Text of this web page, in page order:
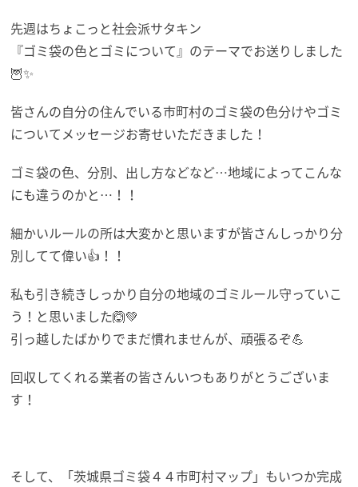
先週はちょこっと社会派サタキン
『ゴミ袋の色とゴミについて』のテーマでお送りしました
🦉✨
皆さんの自分の住んでいる市町村のゴミ袋の色分けやゴミ
についてメッセージお寄せいただきました！
ゴミ袋の色、分別、出し方などなど…地域によってこんな
にも違うのかと…！！
細かいルールの所は大変かと思いますが皆さんしっかり分
別してて偉い👍！！
私も引き続きしっかり自分の地域のゴミルール守っていこ
う！と思いました🙆💚
引っ越したばかりでまだ慣れませんが、頑張るぞ💪
回収してくれる業者の皆さんいつもありがとうございま
す！
そして、「茨城県ゴミ袋４４市町村マップ」もいつか完成